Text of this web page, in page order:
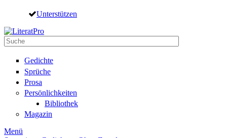
Direkt zum Inhalt
Unterstützen
Suche
Gedichte
Sprüche
Prosa
Persönlichkeiten
Bibliothek
Magazin
Menü